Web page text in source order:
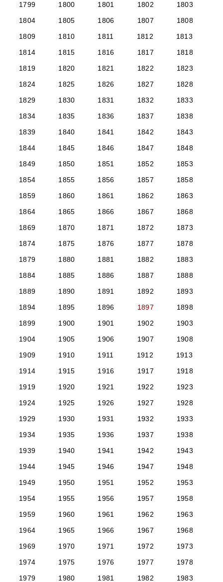
1799
1800 1801 1802
1803
1804
1805 1806 1807
1808
1809
1810 1811 1812
1813
1814
1815 1816 1817
1818
1819
1820 1821 1822
1823
1824
1825 1826 1827
1828
1829
1830 1831 1832
1833
1834
1835 1836 1837
1838
1839
1840 1841 1842
1843
1844
1845 1846 1847
1848
1849
1850 1851 1852
1853
1854
1855 1856 1857
1858
1859
1860 1861 1862
1863
1864
1865 1866 1867
1868
1869
1870 1871 1872
1873
1874
1875 1876 1877
1878
1879
1880 1881 1882
1883
1884
1885 1886 1887
1888
1889
1890 1891 1892
1893
1894
1895 1896 1897
1898
1899
1900 1901 1902
1903
1904
1905 1906 1907
1908
1909
1910 1911 1912
1913
1914
1915 1916 1917
1918
1919
1920 1921 1922
1923
1924
1925 1926 1927
1928
1929
1930 1931 1932
1933
1934
1935 1936 1937
1938
1939
1940 1941 1942
1943
1944
1945 1946 1947
1948
1949
1950 1951 1952
1953
1954
1955 1956 1957
1958
1959
1960 1961 1962
1963
1964
1965 1966 1967
1968
1969
1970 1971 1972
1973
1974
1975 1976 1977
1978
1979
1980 1981 1982 1983